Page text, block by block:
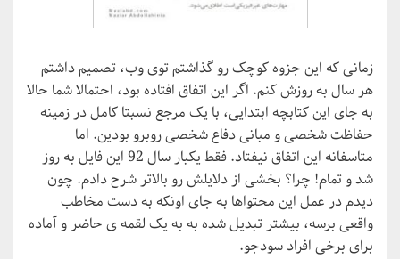
زمانی که این جزوه کوچک رو گذاشتم توی وب، تصمیم داشتم
هر سال به روزش کنم. اگر این اتفاق افتاده بود، احتمالا شما حالا
به جای این کتابچه ابتدایی، با یک مرجع نسبتا کامل در زمینه
حفاظت شخصی و مبانی دفاع شخصی روبرو بودین. اما
متاسفانه این اتفاق نیفتاد. فقط یک­بار سال 92 این فایل به روز
شد و تمام! چرا؟ بخشی از دلایلش رو بالاتر شرح دادم. چون
دیدم در عمل این محتواها به جای اونکه به دست مخاطب
واقعی برسه، بیشتر تبدیل شده به به یک لقمه ­ی حاضر و آماده
برای برخی افراد سودجو.